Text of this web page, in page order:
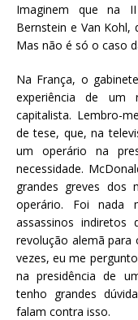
Imaginem que na
Bernstein e Van Kohl,
Mas não é só o caso
Na França, o
experiência de um
capitalista. Lembro-
de tese, que, na
um operário na
necessidade.
grandes greves dos
operário. Foi nada
assassinos indiretos
revolução alemã para
vezes, eu me
na presidência de
tenho grandes
falam contra isso.